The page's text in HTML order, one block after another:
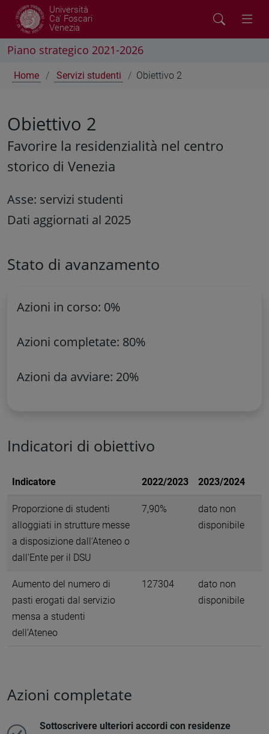
Università
Ca' Foscari
Venezia
Piano strategico 2021-2026
Home Servizi studenti Obiettivo 2
Obiettivo 2
Favorire la residenzialità nel centro
storico di Venezia
Asse: servizi studenti
Dati aggiornati al 2025
Stato di avanzamento
Azioni in corso: 0%
Azioni completate: 80%
Azioni da avviare: 20%
Indicatori di obiettivo
Indicatore 2022/2023 2023/2024
Proporzione di studenti
alloggiati in strutture messe
a disposizione dall'Ateneo o
dall'Ente per il DSU
7,90%
dato non
disponibile
Aumento del numero di
pasti erogati dal servizio
mensa a studenti
dell’Ateneo
127304
dato non
disponibile
Azioni completate
Sottoscrivere ulteriori accordi con residenze